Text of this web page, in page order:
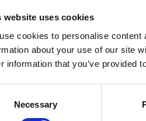
website uses cookies
cookies to personalise
about your use of our site
information that you’ve provided
Necessary
Polyamid,21% Elasthan